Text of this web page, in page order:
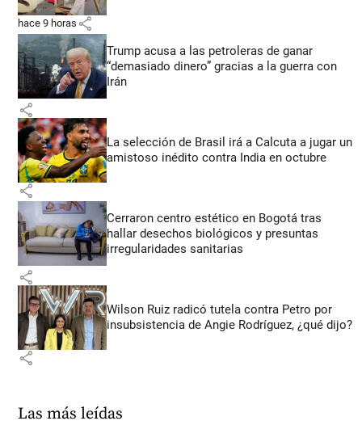
hace 9 horas share
Trump acusa a las petroleras de ganar
“demasiado dinero” gracias a la guerra con
Irán
share
La selección de Brasil irá a Calcuta a jugar un
amistoso inédito contra India en octubre
share
Cerraron centro estético en Bogotá tras
hallar desechos biológicos y presuntas
irregularidades sanitarias
share
Wilson Ruiz radicó tutela contra Petro por
insubsistencia de Angie Rodríguez, ¿qué dijo?
share
Las más leídas